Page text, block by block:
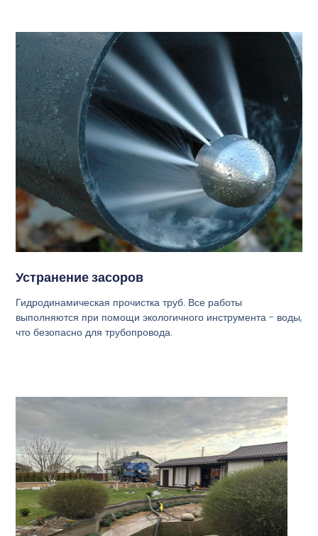
Устранение засоров
Гидродинамическая прочистка труб. Все работы
выполняются при помощи экологичного инструмента - воды,
что безопасно для трубопровода.